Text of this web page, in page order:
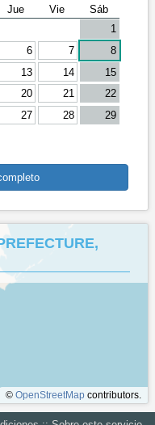
Jue Vie
Sáb
1
6 7
8
13 14
15
20 21
22
27 28
29
© OpenStreetMap contributors.